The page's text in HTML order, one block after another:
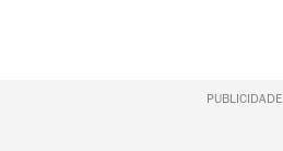
PUBLICIDADE